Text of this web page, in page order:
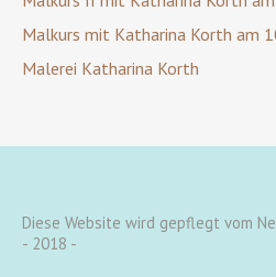
Malkurs mit Katharina Korth am
Malerei Katharina Korth
Diese Website wird gepflegt vom
- 2018 -